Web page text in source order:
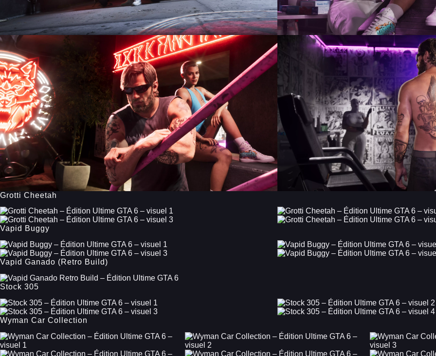
Grotti Cheetah
Vapid Buggy
Vapid Ganado (Retro Build)
Stock 305
Wyman Car Collection